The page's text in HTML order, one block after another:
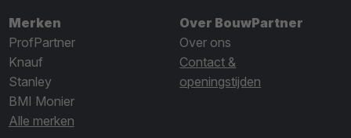
Merken
ProfPartner
Knauf
Stanley
BMI Monier
Alle merken
Over BouwPartner
Over ons
Contact &
openingstijden